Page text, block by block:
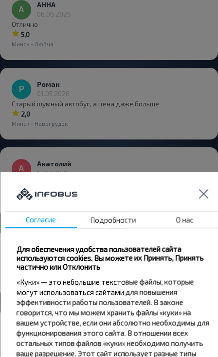
АННА
06.06.2026
Отлично
5,0
Минск - Любча
Роман
01.05.2026
Старый шумный автобус, а цена даже больше
2,0
Минск - Новогрудок
Анатолий
17.03.2026
5,0
25.10.2025
Спасибо большое за поездку. Всё было отлично
Минск - Кореличи
ЛОРА
21.04.2025
Всё отлично
5,0
Согласие Подробности О нас
Для обеспечения удобства пользователей сайта
используются cookies. Вы можете их Принять, Принять
частично или Отклонить
«Куки» — это небольшие текстовые файлы, которые
могут использоваться сайтами для повышения
эффективности работы пользователей. В законе
говорится, что мы можем хранить файлы «куки» на
вашем устройстве, если они абсолютно необходимы для
функционирования этого сайта. В отношении всех
остальных типов файлов «куки» необходимо получить
ваше разрешение. Этот сайт использует разные типы